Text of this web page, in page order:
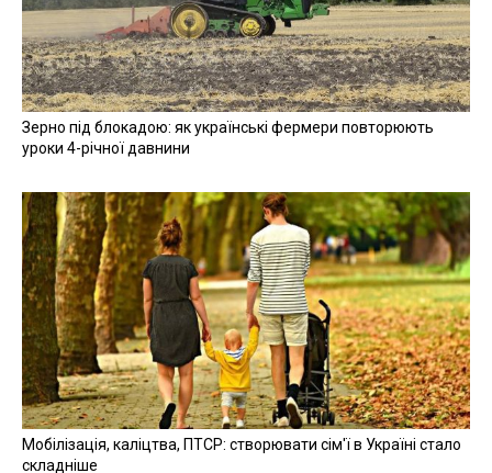
Зерно під блокадою: як українські фермери повторюють
уроки 4-річної давнини
Мобілізація, каліцтва, ПТСР: створювати сім'ї в Україні стало
складніше